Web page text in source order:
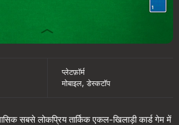
प्लेटफ़ॉर्म
मोबाइल, डेस्कटॉप
सबसे लोकप्रिय तार्किक एकल-खिलाड़ी कार्ड गेम में